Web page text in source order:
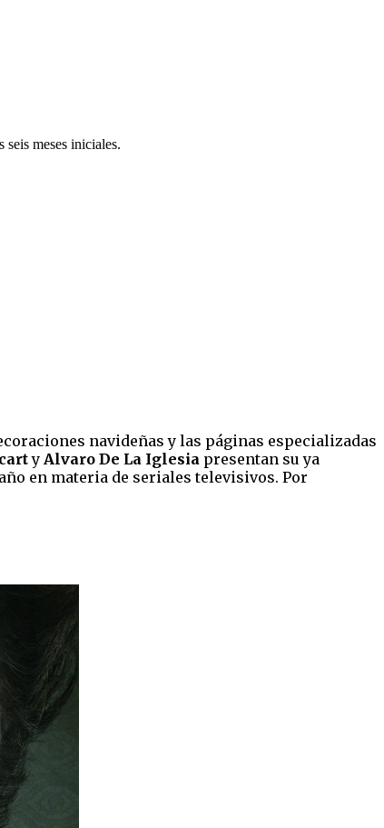
seis meses iniciales.
navideñas y las páginas especializadas
y Alvaro De La Iglesia presentan su ya
en materia de seriales televisivos. Por